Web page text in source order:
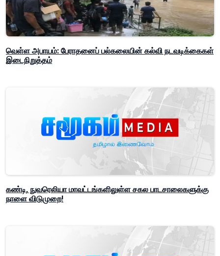
வெள்ள அபாயம்: பேராதனைப் பல்கலையின் கல்வி நடவடிக்கைகள்
இடைநிறுத்தம்
கண்டி, நுவரெலியா மாவட்டங்களிலுள்ள சகல பாடசாலைகளுக்கு
நாளை விடுமுறை!